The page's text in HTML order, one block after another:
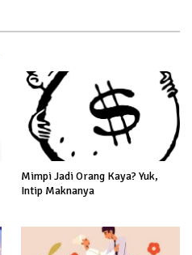
Mimpi Jadi Orang Kaya? Yuk,
Intip Maknanya